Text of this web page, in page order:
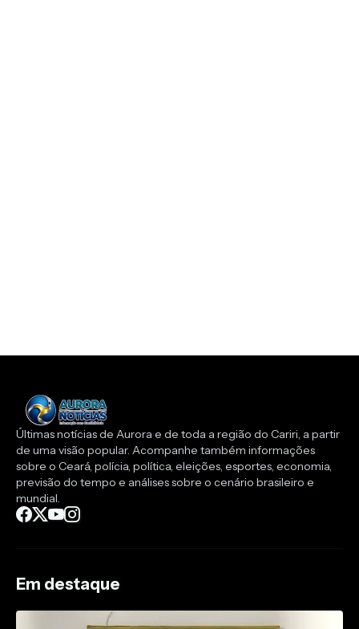
Últimas notícias de Aurora e de toda a região do Cariri, a partir
de uma visão popular. Acompanhe também informações
sobre o Ceará, polícia, política, eleições, esportes, economia,
previsão do tempo e análises sobre o cenário brasileiro e
mundial.
Em destaque